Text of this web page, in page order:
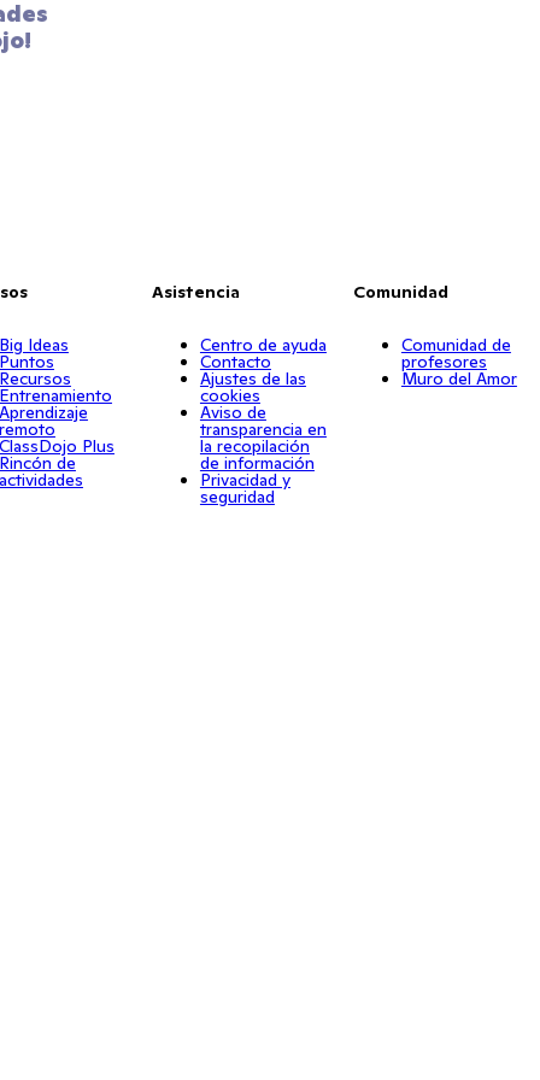
Big Ideas
Puntos
Recursos
Entrenamiento
Aprendizaje
remoto
ClassDojo Plus
Rincón de
actividades
Asistencia
Centro de ayuda
Contacto
Ajustes de las
cookies
Aviso de
transparencia en
la recopilación
de información
Privacidad y
seguridad
Comunidad
Comunidad de
profesores
Muro del Amor